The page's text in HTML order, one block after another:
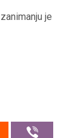
je